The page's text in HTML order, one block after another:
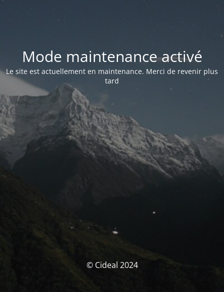
Mode maintenance activé
Le site est actuellement en maintenance. Merci de revenir plus
tard
© Cideal 2024